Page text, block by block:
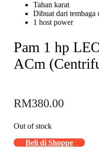
Tahan karat
Dibuat dari tembaga
1 host power
Pam 1 hp
ACm
RM380.00
Out of stock
Beli di Shoppe